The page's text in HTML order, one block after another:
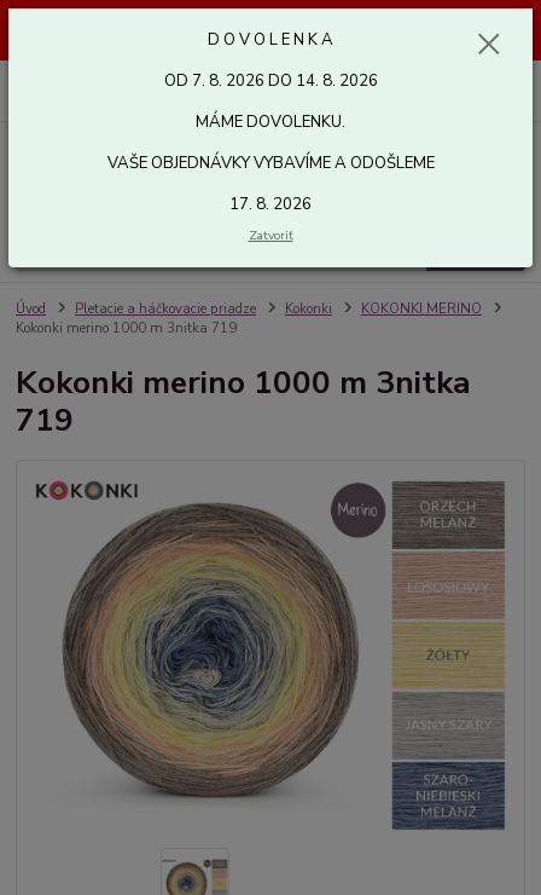
odošleme 17. 8. 2026. Ďakujeme.
Úvod Pletacie a háčkovacie priadze Kokonki
KOKONKI MERINO
Kokonki merino 1000 m 3nitka 719
Kokonki merino 1000 m 3nitka
719
D O V O L E N K A
OD 7. 8. 2026 DO 14. 8. 2026
MÁME DOVOLENKU.
VAŠE OBJEDNÁVKY VYBAVÍME A ODOŠLEME
17. 8. 2026
Zatvoriť